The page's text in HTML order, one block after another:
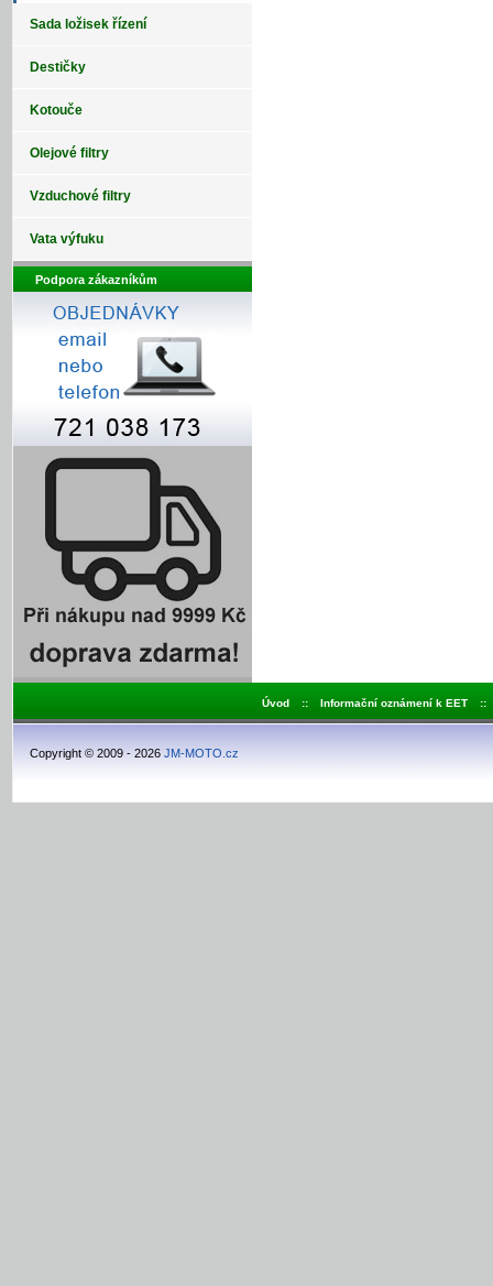
Sada ložisek řízení
Destičky
Kotouče
Olejové filtry
Vzduchové filtry
Vata výfuku
Podpora zákazníkům
Úvod :: Informační oznámení k EET ::
Copyright © 2009 - 2026 JM-MOTO.cz